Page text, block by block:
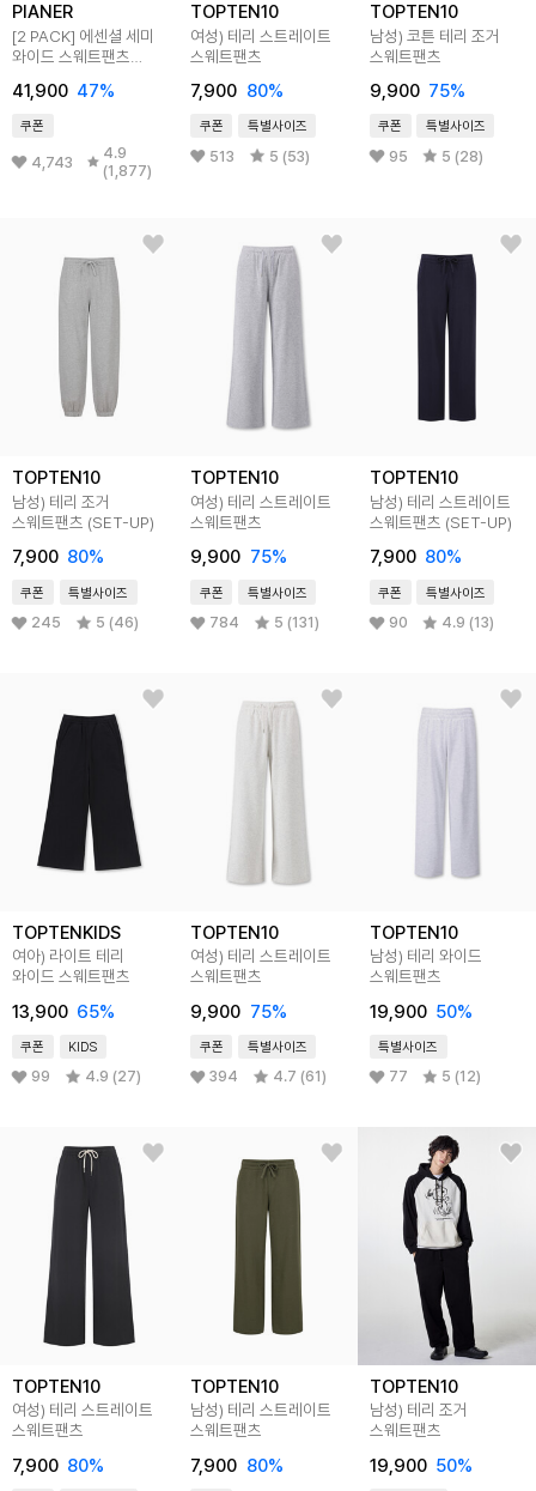
PIANER
[2 PACK] 에센셜 세미
와이드 스웨트팬츠
41,900 47%
쿠폰
4,743
4.9
(1,877)
TOPTEN10
여성) 테리 스트레이트
스웨트팬츠
7,900 80%
쿠폰 특별사이즈
513 5 (53)
TOPTEN10
남성) 코튼 테리 조거
스웨트팬츠
9,900 75%
쿠폰 특별사이즈
95 5 (28)
TOPTEN10
남성) 테리 조거
스웨트팬츠 (SET-UP)
7,900 80%
쿠폰 특별사이즈
245 5 (46)
TOPTEN10
여성) 테리 스트레이트
스웨트팬츠
9,900 75%
쿠폰 특별사이즈
784 5 (131)
TOPTEN10
남성) 테리 스트레이트
스웨트팬츠 (SET-UP)
7,900 80%
쿠폰 특별사이즈
90 4.9 (13)
TOPTENKIDS
여아) 라이트 테리
와이드 스웨트팬츠
13,900 65%
쿠폰 KIDS
99 4.9 (27)
TOPTEN10
여성) 테리 스트레이트
스웨트팬츠
9,900 75%
쿠폰 특별사이즈
394 4.7 (61)
TOPTEN10
남성) 테리 와이드
스웨트팬츠
19,900 50%
특별사이즈
77 5 (12)
TOPTEN10
여성) 테리 스트레이트
스웨트팬츠
7,900 80%
TOPTEN10
남성) 테리 스트레이트
스웨트팬츠
7,900 80%
TOPTEN10
남성) 테리 조거
스웨트팬츠
19,900 50%